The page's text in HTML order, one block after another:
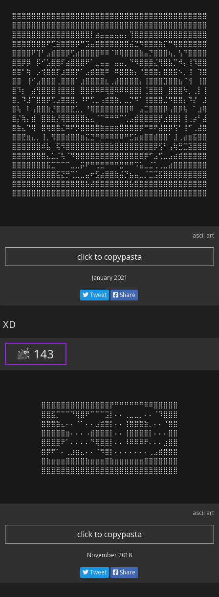
⣿⣿⣿⣿⣿⣿⣿⣿⣿⣿⣿⣿⣿⣿⣿⣿⣿⣿⣿⣿⣿⣿⣿⣿⣿⣿⣿⣿⣿⣿⣿⣿⣿⣿⣿⣿⣿⣿⣿⣿
⣿⣿⣿⣿⣿⣿⣿⣿⣿⣿⣿⣿⣿⣿⣿⣿⣿⣿⣿⣿⣿⣿⣿⣿⣿⣿⣿⣿⣿⣿⣿⣿⣿⣿⣿⣿⣿⣿⣿⣿
⣿⣿⣿⣿⣿⣿⣿⣿⣿⣿⣿⣿⣿⣿⣿⣿⡇⣴⣤⣤⣤⣤⣤⡄⢹⣿⣿⣿⣿⣿⣿⣿⣿⣿⣿⣿⣿⣿⣿⣿
⣿⣿⣿⣿⣿⣿⣿⠟⢋⣵⣿⣿⣿⡿⠛⣩⣤⣿⣿⣿⣿⣿⣿⣿⣬⣙⠻⣿⣿⣿⣷⡍⠛⢿⣿⣿⣿⣿⣿⣿
⣿⣿⣿⣿⠟⢹⠃⣠⣾⣿⣿⡿⢋⣴⣿⣿⣿⣿⠿⠿⠈⠿⢿⣿⣿⣿⣷⣤⡙⣿⣿⣿⢦⡀⢣⠙⣿⣿⣿⣿
⣿⣿⡿⡿⠀⡯⠊⣡⣿⣿⠏⣴⣿⣿⣿⠟⠁⣀⣤⣤⠀⣤⣤⡀⠙⠻⣿⣿⣿⣌⢻⣿⣧⡉⠺⡄⢸⠹⣿⣿
⣿⣿⠃⢷⠀⡠⢺⣿⣿⡏⣰⣿⣿⡟⠁⣠⣾⣿⣿⠿⠀⠿⣿⣿⣷⡄⠘⣿⣿⣿⡄⣿⣿⣯⠢⡀⢸⠀⢹⣿
⣿⣿⠀⢸⠊⣠⣿⣿⣿⢀⣿⣿⣿⠁⣰⣿⣿⣿⣿⣆⢀⣼⣿⣿⣿⣿⡄⢸⣿⣿⣿⣹⣿⣿⣦⠈⢺⠀⢸⣿
⣿⠹⡆⠀⣴⢻⣿⣿⣿⢸⣿⣿⣿⠀⣿⣿⡿⠿⠿⢿⣿⠿⠿⠿⣿⣿⡇⢈⣿⣿⣿⠀⣿⣿⣿⠳⡀⢀⡇⢸
⣿⡀⠹⣸⠉⣿⣿⡿⢋⣠⣿⣿⣿⡀⠸⠟⢋⣀⢠⣾⣿⣷⡀⣀⡙⠻⠁⢸⣿⣿⣿⣈⠻⣿⣿⡄⠹⡜⠀⣸
⣿⢧⠀⠇⢠⣿⣿⣷⡘⣿⣿⣿⣟⣁⡀⠘⢿⣿⣿⣿⣿⣿⣿⣿⠿⠀⣠⣉⣿⣿⣿⡿⢠⣿⡿⢧⠀⠁⣰⢿
⣿⡌⢷⡄⣾⠀⣿⣿⣷⡜⢿⣿⣿⣿⣿⣦⣄⠈⠉⠛⠛⠛⠉⢁⣠⣾⣿⣿⣿⣿⡟⣰⣿⣿⡇⢸⢀⡴⠃⣼
⣿⣷⣄⠙⢿⠀⣿⢿⣿⣿⣌⠿⠟⡻⣿⣿⣿⣿⣷⣶⣶⣶⣿⣿⣿⣿⡿⠛⠿⠟⣼⣿⡿⢫⠃⢸⠋⢀⣼⣿
⣿⣿⣟⣶⣄⡀⢸⡀⢻⣿⣿⣾⣿⣿⣶⣍⣙⠛⠿⠿⠿⠿⠿⠛⣋⣥⣶⣿⣿⣾⣿⣿⠁⣸⢀⣴⣶⣯⣿⣿
⣿⣿⣿⣿⣿⣿⠾⣧⠀⢯⠻⣿⣿⣿⣿⣿⣿⣿⣿⣿⣷⣿⣿⣿⣿⣿⣿⣿⣿⡿⢫⠃⢠⢷⣛⣉⣽⣿⣿⣿
⣿⣿⣿⣿⣿⣿⣿⣄⣁⡈⢧⠈⠻⣿⣿⣿⣿⣿⣿⣿⣿⣿⣿⣿⣿⣿⣿⡿⠋⣠⢋⣀⣠⣴⣾⣿⣿⣿⣿⣿
⣿⣿⣿⣿⣿⣿⣿⣯⣉⠉⠉⠉⣀⣀⡭⠟⠛⢛⣛⠛⠛⠛⣛⠛⠛⠩⣥⣀⣈⢁⢀⣀⣴⣿⣿⣿⣿⣿⣿⣿
⣿⣿⣿⣿⣿⣿⣿⣿⣿⣯⣝⡛⢉⣁⣀⣤⠖⣫⣴⣿⣿⣷⣬⡙⣦⣤⣀⡈⣉⣩⣯⣿⣿⣿⣿⣿⣿⣿⣿⣿
⣿⣿⣿⣿⣿⣿⣿⣿⣿⣿⣿⣿⣿⣿⣿⣧⣼⣿⣿⣿⣿⣿⣿⣿⣧⣿⣿⣿⣿⣿⣿⣿⣿⣿⣿⣿⣿⣿⣿⣿
⣿⣿⣿⣿⣿⣿⣿⣿⣿⣿⣿⣿⣿⣿⣿⣿⣿⣿⣿⣿⣿⣿⣿⣿⣿⣿⣿⣿⣿⣿⣿⣿⣿⣿⣿⣿⣿⣿⣿⣿
ascii art
click to copypasta
January 2021
Tweet Share
XD
143
⣿⣿⣿⣿⣿⣿⣿⣿⣿⣿⣿⣿⣿⣿⡟⠛⠛⠛⠛⠛⠛⠿⠿⣿⣿⣿⣿⣿
⣿⣿⣯⡉⠉⠉⠙⢿⣿⠟⠉⠉⠉⣩⡇⠄⠄⢀⣀⣀⡀⠄⠄⠈⠹⣿⣿⣿
⣿⣿⣿⣷⣄⠄⠄⠈⠁⠄⠄⣠⣾⣿⡇⠄⠄⢸⣿⣿⣿⣷⡀⠄⠄⠘⣿⣿
⣿⣿⣿⣿⣿⣶⠄⠄⠄⠠⣾⣿⣿⣿⡇⠄⠄⢸⣿⣿⣿⣿⡇⠄⠄⠄⣿⣿
⣿⣿⣿⣿⠟⠁⠄⠄⠄⠄⠙⢿⣿⣿⡇⠄⠄⠸⠿⠿⠿⠟⠄⠄⠄⣰⣿⣿
⣿⡿⠟⠁⠄⢀⣰⣶⣄⠄⠄⠈⠻⣿⡇⠄⠄⠄⠄⠄⠄⠄⢀⣠⣾⣿⣿⣿
⣿⣷⣶⣶⣶⣿⣿⣿⣿⣷⣶⣶⣶⣿⣷⣶⣶⣶⣶⣶⣶⣿⣿⣿⣿⣿⣿⣿
⣿⣿⣿⣿⣿⣿⣿⣿⣿⣿⣿⣿⣿⣿⣿⣿⣿⣿⣿⣿⣿⣿⣿⣿⣿⣿⣿⣿
ascii art
click to copypasta
November 2018
Tweet Share